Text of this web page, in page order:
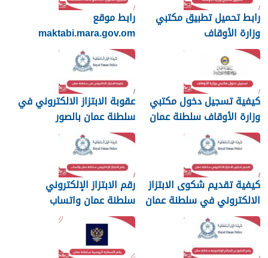
رابط تحميل تطبيق مكتبي
وزارة الأوقاف
رابط موقع
maktabi.mara.gov.om
تسجيل الدخول
كيفية تسجيل دخول مكتبي
وزارة الأوقاف سلطنة عمان
عقوبة الابتزاز الالكتروني في
سلطنة عمان بالصور
والرسائل
كيفية تقديم شكوى الابتزاز
الالكتروني في سلطنة عمان
رقم الابتزاز الإلكتروني
سلطنة عمان واتساب